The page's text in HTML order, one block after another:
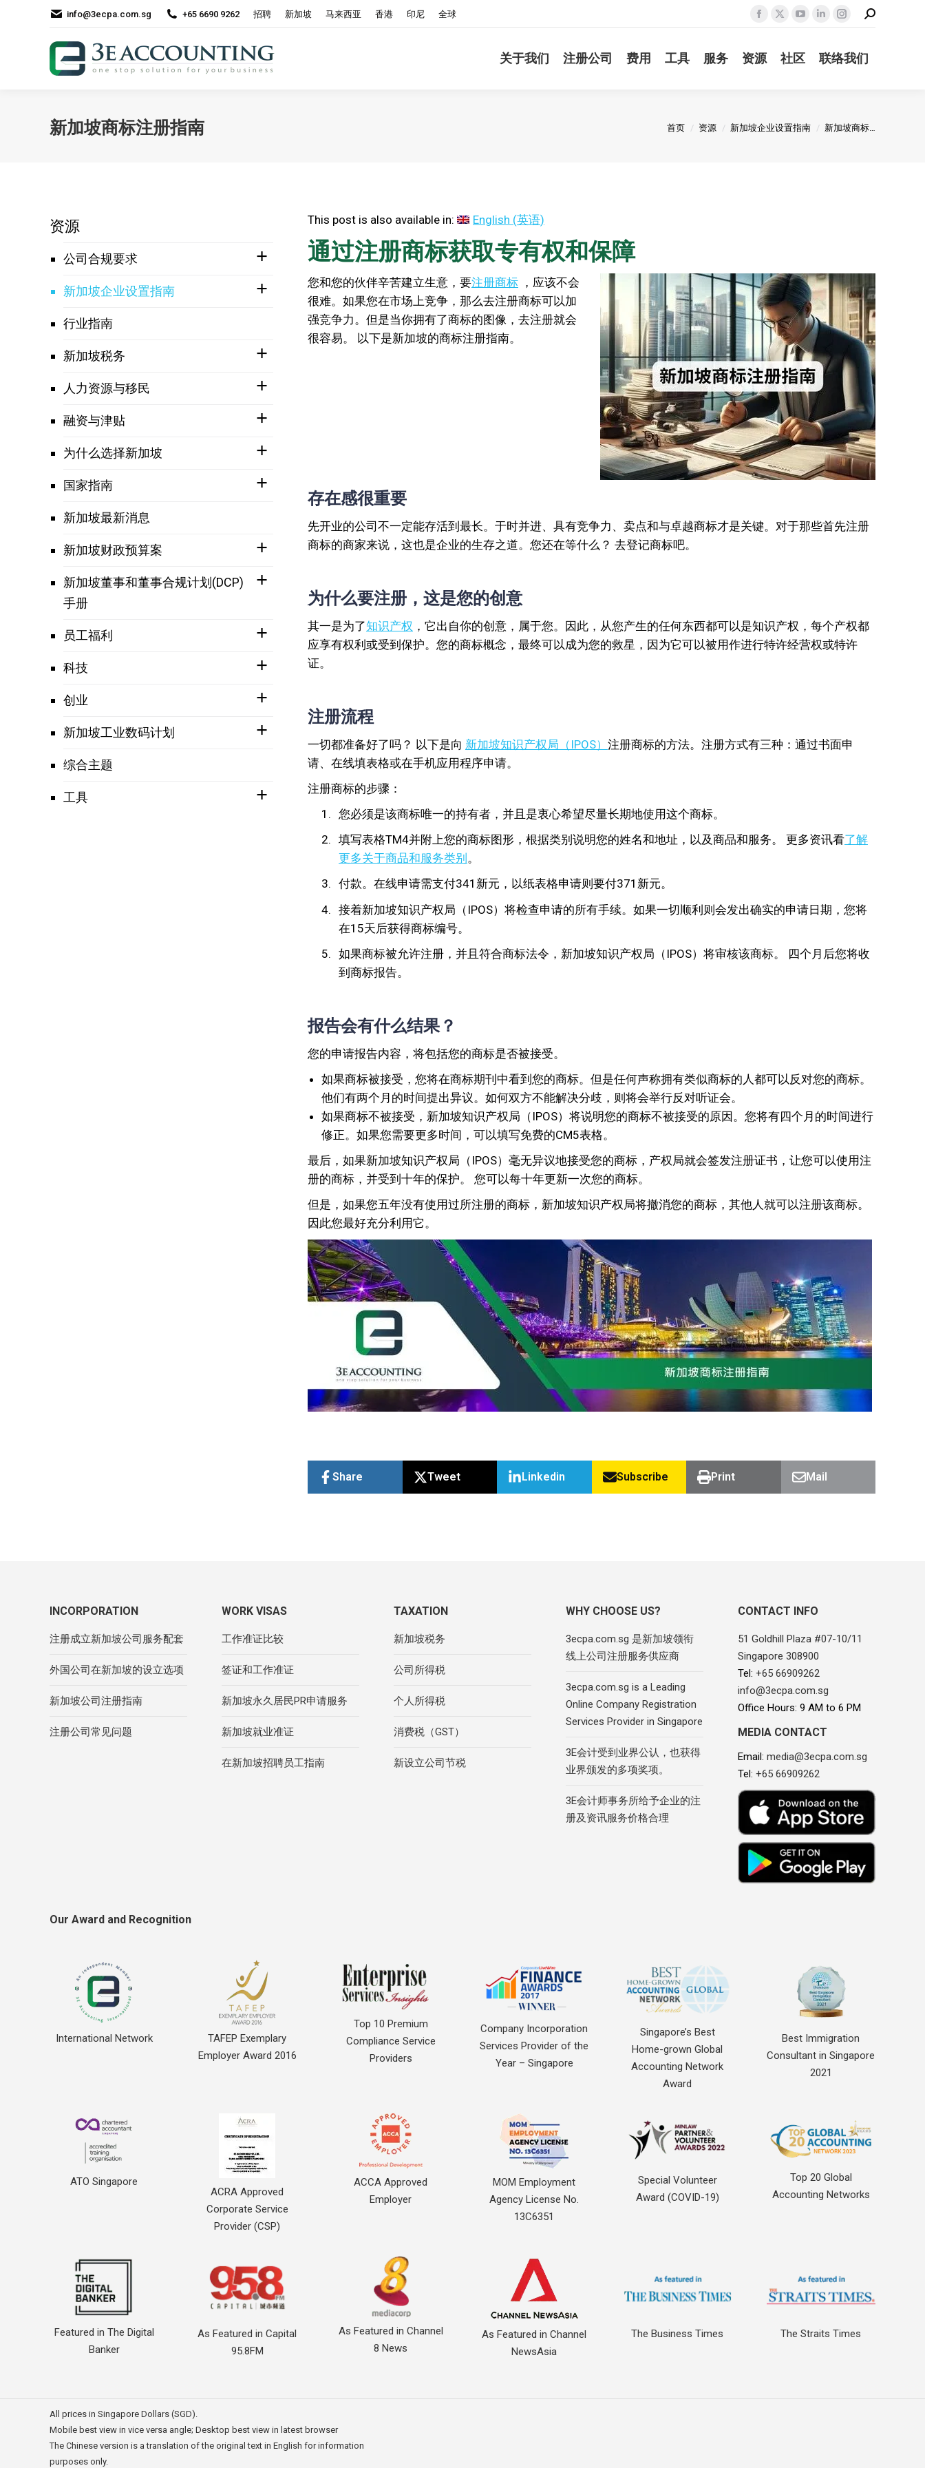
info@3ecpa.com.sg +65 6690 9262 招聘 新加坡 马来西亚 香港 印尼 全球
Facebook
opens
X
opens
YouTube
opens
Linkedin
opens
Instagram
opens
Search:
关于我们 注册公司 费用 工具 服务 资源 社区 联络我们
新加坡商标注册指南 您在这里：
首页 资源 新加坡企业设置指南 新加坡商标…
This post is also available in: English (英语)
通过注册商标获取专有权和保障
您和您的伙伴辛苦建立生意，要注册商标 ，应该不会
很难。如果您在市场上竞争，那么去注册商标可以加
强竞争力。但是当你拥有了商标的图像，去注册就会
很容易。 以下是新加坡的商标注册指南。
存在感很重要
先开业的公司不一定能存活到最长。于时并进、具有竞争力、卖点和与卓越商标才是关键。对于那些首先注册
商标的商家来说，这也是企业的生存之道。您还在等什么？ 去登记商标吧。
为什么要注册，这是您的创意
其一是为了知识产权 ，它出自你的创意，属于您。因此，从您产生的任何东西都可以是知识产权，每个产权都
应享有权利或受到保护。您的商标概念，最终可以成为您的救星，因为它可以被用作进行特许经营权或特许
证。
注册流程
一切都准备好了吗？ 以下是向 新加坡知识产权局（IPOS） 注册商标的方法。注册方式有三种：通过书面申
请、在线填表格或在手机应用程序申请。
注册商标的步骤：
您必须是该商标唯一的持有者，并且是衷心希望尽量长期地使用这个商标。
填写表格TM4并附上您的商标图形，根据类别说明您的姓名和地址，以及商品和服务。 更多资讯看了解
更多关于商品和服务类别 。
付款。在线申请需支付341新元，以纸表格申请则要付371新元。
接着新加坡知识产权局（IPOS）将检查申请的所有手续。如果一切顺利则会发出确实的申请日期，您将
在15天后获得商标编号。
如果商标被允许注册，并且符合商标法令，新加坡知识产权局（IPOS）将审核该商标。 四个月后您将收
到商标报告。
报告会有什么结果？
您的申请报告内容，将包括您的商标是否被接受。
如果商标被接受，您将在商标期刊中看到您的商标。但是任何声称拥有类似商标的人都可以反对您的商标。
他们有两个月的时间提出异议。如何双方不能解决分歧，则将会举行反对听证会。
如果商标不被接受，新加坡知识产权局（IPOS）将说明您的商标不被接受的原因。您将有四个月的时间进行
修正。如果您需要更多时间，可以填写免费的CM5表格。
最后，如果新加坡知识产权局（IPOS）毫无异议地接受您的商标，产权局就会签发注册证书，让您可以使用注
册的商标，并受到十年的保护。 您可以每十年更新一次您的商标。
但是，如果您五年没有使用过所注册的商标，新加坡知识产权局将撤消您的商标，其他人就可以注册该商标。
因此您最好充分利用它。
Share Tweet Linkedin Subscribe Print Mail
资源
公司合规要求
新加坡企业设置指南
行业指南
新加坡税务
人力资源与移民
融资与津贴
为什么选择新加坡
国家指南
新加坡最新消息
新加坡财政预算案
新加坡董事和董事合规计划(DCP)
手册
员工福利
科技
创业
新加坡工业数码计划
综合主题
工具
INCORPORATION
注册成立新加坡公司服务配套
外国公司在新加坡的设立选项
新加坡公司注册指南
注册公司常见问题
WORK VISAS
工作准证比较
签证和工作准证
新加坡永久居民PR申请服务
新加坡就业准证
在新加坡招聘员工指南
TAXATION
新加坡税务
公司所得税
个人所得税
消费税（GST）
新设立公司节税
WHY CHOOSE US?
3ecpa.com.sg 是新加坡领衔
线上公司注册服务供应商
3ecpa.com.sg is a Leading
Online Company Registration
Services Provider in Singapore
3E会计受到业界公认，也获得
业界颁发的多项奖项。
3E会计师事务所给予企业的注
册及资讯服务价格合理
CONTACT INFO
51 Goldhill Plaza #07-10/11
Singapore 308900
Tel: +65 66909262
info@3ecpa.com.sg
Office Hours: 9 AM to 6 PM
MEDIA CONTACT
Email: media@3ecpa.com.sg
Tel: +65 66909262
Our Award and Recognition
International Network
TAFEP Exemplary
Employer Award 2016
Top 10 Premium
Compliance Service
Providers
Company Incorporation
Services Provider of the
Year – Singapore
Singapore’s Best
Home-grown Global
Accounting Network
Award
Best Immigration
Consultant in Singapore
2021
ATO Singapore
ACRA Approved
Corporate Service
Provider (CSP)
ACCA Approved
Employer
MOM Employment
Agency License No.
13C6351
Special Volunteer
Award (COVID-19)
Top 20 Global
Accounting Networks
Featured in The Digital
Banker
As Featured in Capital
95.8FM
As Featured in Channel
8 News
As Featured in Channel
NewsAsia
The Business Times The Straits Times
All prices in Singapore Dollars (SGD).
Mobile best view in vice versa angle; Desktop best view in latest browser
The Chinese version is a translation of the original text in English for information
purposes only.